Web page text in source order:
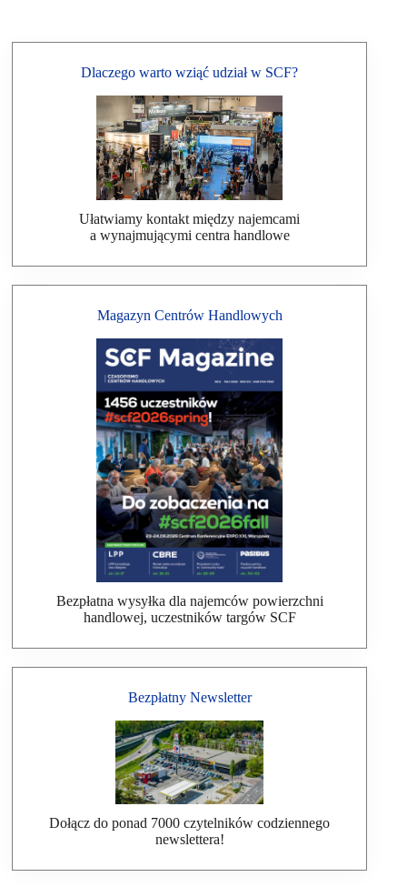
Dlaczego warto wziąć udział w SCF?
Ułatwiamy kontakt między najemcami
a wynajmującymi centra handlowe
Magazyn Centrów Handlowych
Bezpłatna wysyłka dla najemców powierzchni
handlowej, uczestników targów SCF
Bezpłatny Newsletter
Dołącz do ponad 7000 czytelników codziennego
newslettera!